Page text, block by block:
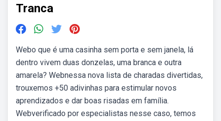
Tranca
Webo que é uma casinha sem porta e sem janela, lá
dentro vivem duas donzelas, uma branca e outra
amarela? Webnessa nova lista de charadas divertidas,
trouxemos +50 adivinhas para estimular novos
aprendizados e dar boas risadas em família.
Webverificado por especialistas nesse caso, temos